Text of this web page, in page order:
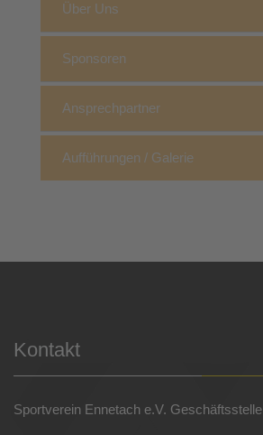
Über Uns
Sponsoren
Ansprechpartner
Aufführungen / Galerie
Kontakt
Sportverein Ennetach e.V. Geschäftsstelle